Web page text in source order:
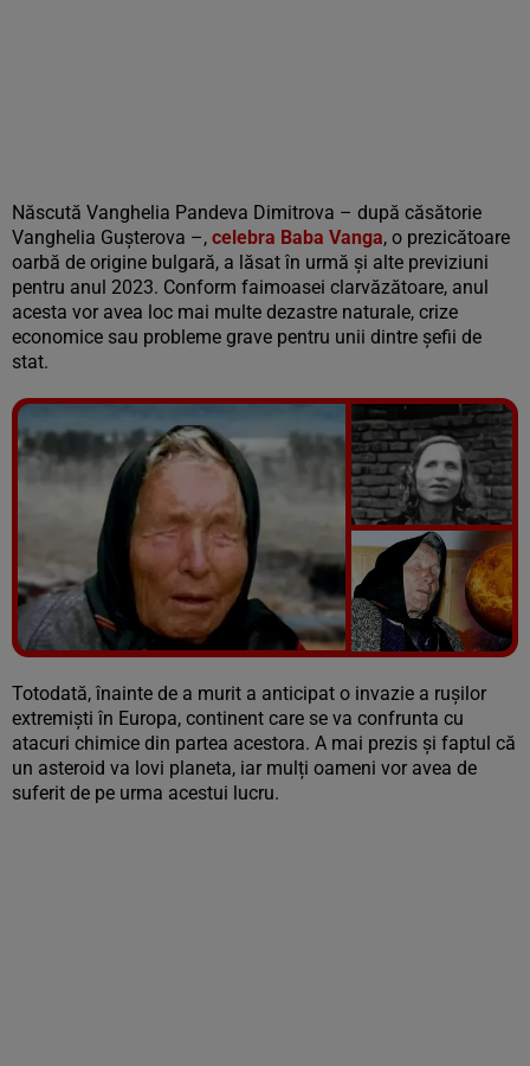
Născută Vanghelia Pandeva Dimitrova – după căsătorie
Vanghelia Guşterova –, celebra Baba Vanga, o prezicătoare
oarbă de origine bulgară, a lăsat în urmă și alte previziuni
pentru anul 2023. Conform faimoasei clarvăzătoare, anul
acesta vor avea loc mai multe dezastre naturale, crize
economice sau probleme grave pentru unii dintre șefii de
stat.
Vezi galeria foto
5 poze
Totodată, înainte de a murit a anticipat o invazie a rușilor
extremiști în Europa, continent care se va confrunta cu
atacuri chimice din partea acestora. A mai prezis și faptul că
un asteroid va lovi planeta, iar mulți oameni vor avea de
suferit de pe urma acestui lucru.